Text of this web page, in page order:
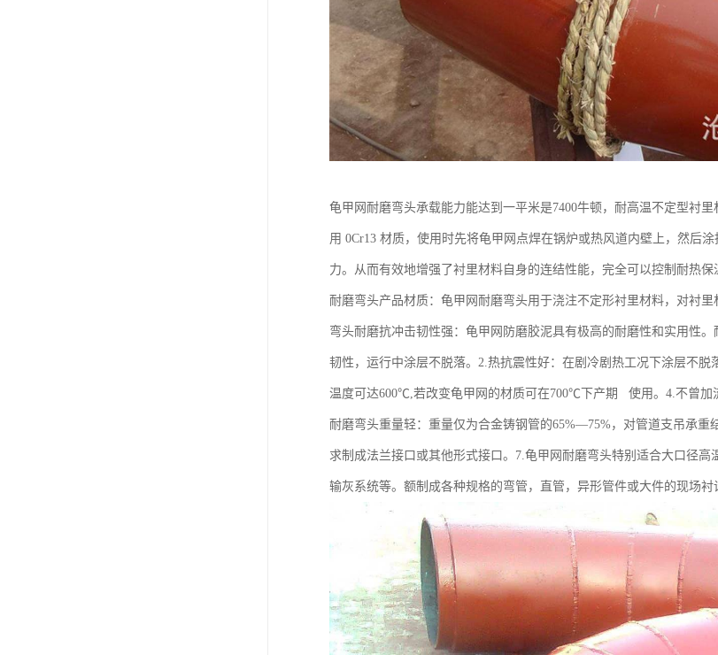
龟甲网耐磨弯头承载能力能达到一平米是7400牛顿，耐高温不定型衬
用 0Cr13 材质，使用时先将龟甲网点焊在锅炉或热风道内壁上，然后
力。从而有效地增强了衬里材料自身的连结性能，完全可以控制耐热
耐磨弯头产品材质：龟甲网耐磨弯头用于浇注不定形衬里材料，对衬
弯头耐磨抗冲击韧性强：龟甲网防磨胶泥具有极高的耐磨性和实用性
韧性，运行中涂层不脱落。2.热抗震性好：在剧冷剧热工况下涂层不
温度可达600℃,若改变龟甲网的材质可在700℃下产期 使用。4.不曾加
耐磨弯头重量轻：重量仅为合金铸钢管的65%—75%，对管道支吊承
求制成法兰接口或其他形式接口。7.龟甲网耐磨弯头特别适合大口径
输灰系统等。额制成各种规格的弯管，直管，异形管件或大件的现场衬